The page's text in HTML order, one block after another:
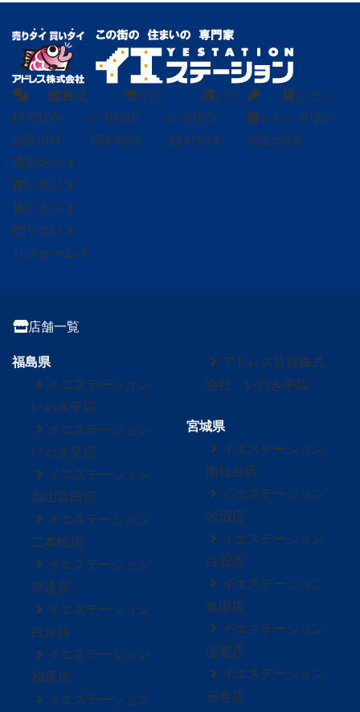
総合受
付 0120-
297-011
売りた
い 0120-
139-664
買いた
い 0120-
424-544
貸し たい
借り たい 0120-
302-563
売りたい
買いたい
貸したい
借りたい
リフォーム
店舗一覧
福島県
イエステーション
いわき平店
イエステーション
いわき泉店
イエステーション
郡山富田店
イエステーション
二本松店
イエステーション
伊達店
イエステーション
白河店
イエステーション
相馬店
イエステーション
アドレス賃貸株式
会社 いわき平店
宮城県
イエステーション
南仙台店
イエステーション
岩沼店
イエステーション
白石店
イエステーション
角田店
イエステーション
塩竈店
イエステーション
石巻店